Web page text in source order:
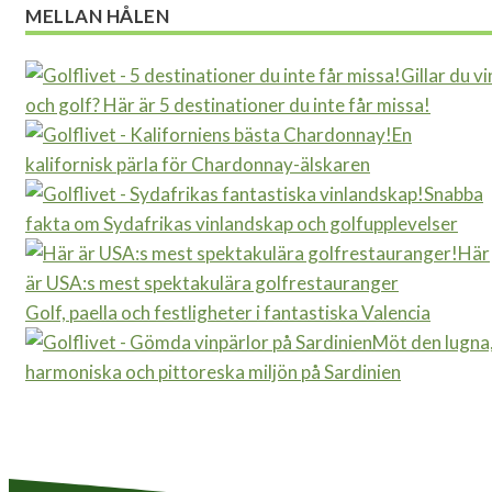
MELLAN HÅLEN
Gillar du
och golf? Här är 5 destinationer du inte får missa!
En
kalifornisk pärla för Chardonnay-älskaren
Snabba
fakta om Sydafrikas vinlandskap och golfupplevelser
Här
är USA:s mest spektakulära golfrestauranger
Golf, paella och festligheter i fantastiska Valencia
Möt den
harmoniska och pittoreska miljön på Sardinien